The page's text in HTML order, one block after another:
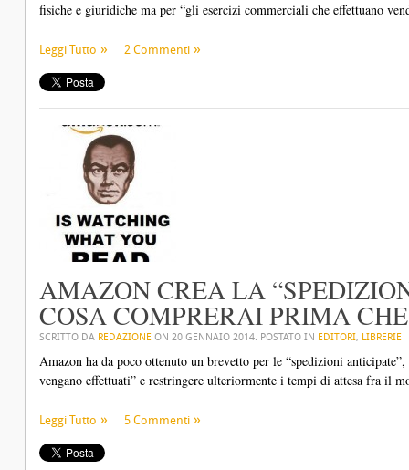
fisiche e giuridiche ma per “gli esercizi commerciali che effettuano
Leggi Tutto 2 Commenti
AMAZON CREA LA
COSA COMPRERAI PRIMA
SCRITTO DA REDAZIONE ON 20 GENNAIO 2014. POSTATO IN EDITORI, LIBRERIE
Amazon ha da poco ottenuto un brevetto per le “spedizioni
vengano effettuati” e restringere ulteriormente i tempi di attesa fra il
Leggi Tutto 5 Commenti